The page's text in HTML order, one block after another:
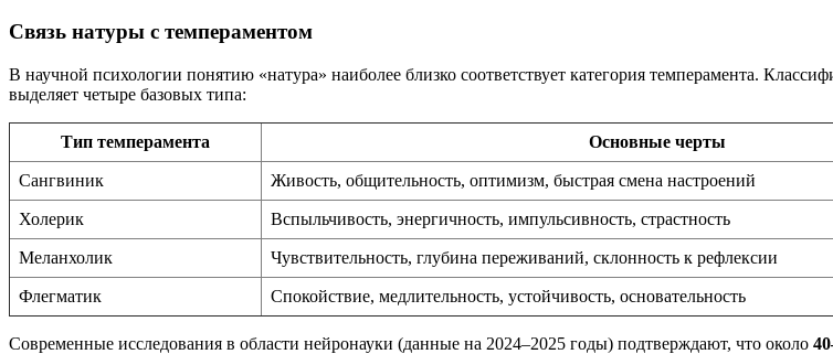
Связь натуры с темпераментом
В научной психологии понятию «натура» наиболее близко соответствует категория темперамента.
выделяет четыре базовых типа:
Тип темперамента Основные черты
Сангвиник Живость, общительность, оптимизм, быстрая смена настроений
Холерик Вспыльчивость, энергичность, импульсивность, страстность
Меланхолик Чувствительность, глубина переживаний, склонность к рефлексии
Флегматик Спокойствие, медлительность, устойчивость, основательность
Современные исследования в области нейронауки (данные на 2024–2025 годы) подтверждают, что около